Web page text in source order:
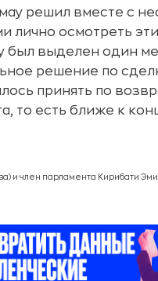
решил вместе с
лично осмотреть
был выделен один
решение по
принять по
то есть ближе к
и член парламента Кирибати